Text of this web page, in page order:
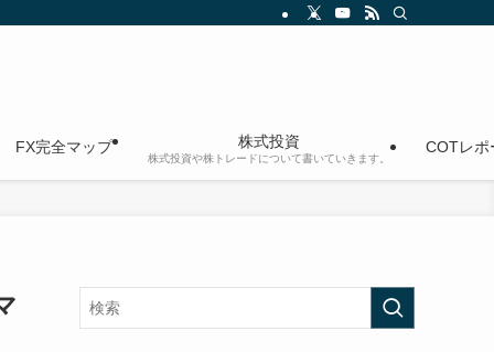
FX完全マップ 株式投資
株式投資や株トレードについて書いていきます。
COTレポ